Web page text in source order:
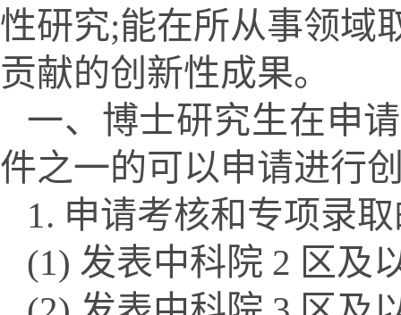
性研究;能在所从事领域
贡献的创新性成果。
一、博士研究生在申
件之一的可以申请进行
1. 申请考核和专项录
(1) 发表中科院 2 区及